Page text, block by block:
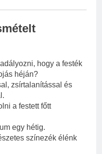
hogy a festék
héján?
zsírtalanítással és
a festett főtt
egy hétig.
színezék élénk